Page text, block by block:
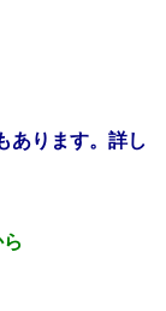
あります。詳し